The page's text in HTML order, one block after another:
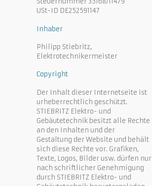
USt-ID DE252591147
Inhaber
Philipp Stiebritz,
Elektrotechnikermeister
Copyright
Der Inhalt dieser Internetseite ist
urheberrechtlich geschützt.
STIEBRITZ Elektro- und
Gebäutetechnik besitzt alle Rechte
an den Inhalten und der
Gestaltung der Website und behält
sich diese Rechte vor. Grafiken,
Texte, Logos, Bilder usw. dürfen nur
nach schriftlicher Genehmigung
durch STIEBRITZ Elektro- und